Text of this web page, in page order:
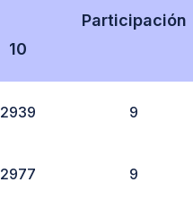
10
Participación
2939 9
2977 9